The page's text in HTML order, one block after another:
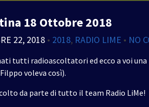
18 Ottobre 2018
22, 2018 • 2018, RADIO LIME • NO
tutti radioascoltatori ed ecco a voi
voleva così).
da parte di tutto il team Radio LiMe!